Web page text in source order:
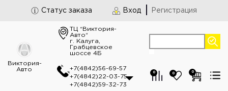
Статус заказа Вход Регистрация
Виктория-
Авто
ТЦ “Виктория-
Авто“
г. Калуга,
Грабцевское
шоссе 4Б
+7(4842)56-69-57
+7(4842)22-03-75
+7(4842)59-32-73
0 0 0